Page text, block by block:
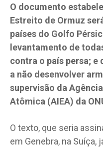
O documento
Estreito de Ormuz
países do Golfo
levantamento de
contra o país persa; e
a não desenvolver
supervisão da
Atômica (AIEA) da
O texto, que seria
em Genebra, na Suíça,